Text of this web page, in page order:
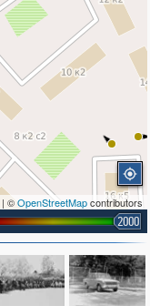
| ©OpenStreetMapcontributors
2000